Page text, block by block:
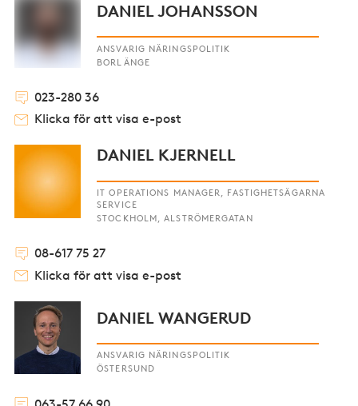
DANIEL JOHANSSON
ANSVARIG NÄRINGSPOLITIK
BORLÄNGE
023-280 36
Klicka för att visa e-post
DANIEL KJERNELL
IT OPERATIONS MANAGER, FASTIGHETSÄGARNA
SERVICE
STOCKHOLM, ALSTRÖMERGATAN
08-617 75 27
Klicka för att visa e-post
DANIEL WANGERUD
ANSVARIG NÄRINGSPOLITIK
ÖSTERSUND